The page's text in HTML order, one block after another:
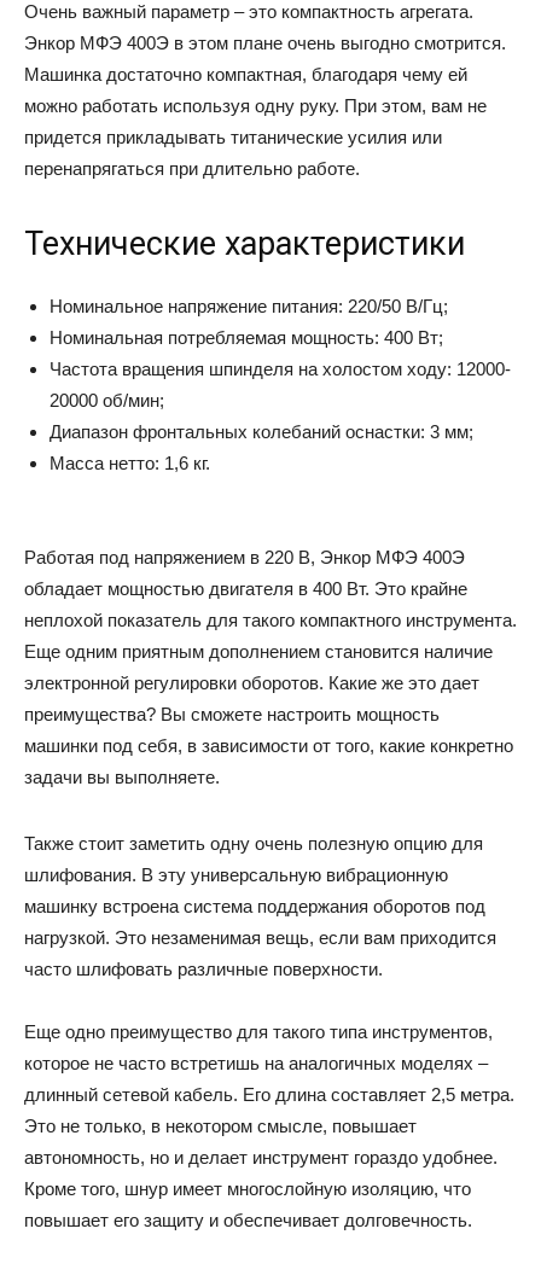
Очень важный параметр – это компактность агрегата.
Энкор МФЭ 400Э в этом плане очень выгодно смотрится.
Машинка достаточно компактная, благодаря чему ей
можно работать используя одну руку. При этом, вам не
придется прикладывать титанические усилия или
перенапрягаться при длительно работе.
Технические характеристики
Номинальное напряжение питания: 220/50 В/Гц;
Номинальная потребляемая мощность: 400 Вт;
Частота вращения шпинделя на холостом ходу: 12000-
20000 об/мин;
Диапазон фронтальных колебаний оснастки: 3 мм;
Масса нетто: 1,6 кг.
Работая под напряжением в 220 В, Энкор МФЭ 400Э
обладает мощностью двигателя в 400 Вт. Это крайне
неплохой показатель для такого компактного инструмента.
Еще одним приятным дополнением становится наличие
электронной регулировки оборотов. Какие же это дает
преимущества? Вы сможете настроить мощность
машинки под себя, в зависимости от того, какие конкретно
задачи вы выполняете.
Также стоит заметить одну очень полезную опцию для
шлифования. В эту универсальную вибрационную
машинку встроена система поддержания оборотов под
нагрузкой. Это незаменимая вещь, если вам приходится
часто шлифовать различные поверхности.
Еще одно преимущество для такого типа инструментов,
которое не часто встретишь на аналогичных моделях –
длинный сетевой кабель. Его длина составляет 2,5 метра.
Это не только, в некотором смысле, повышает
автономность, но и делает инструмент гораздо удобнее.
Кроме того, шнур имеет многослойную изоляцию, что
повышает его защиту и обеспечивает долговечность.